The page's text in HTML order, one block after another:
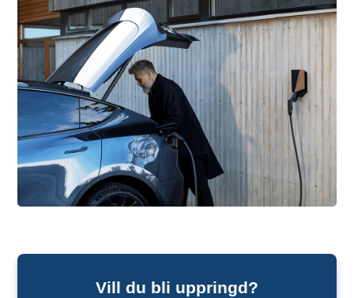
Vill du bli uppringd?